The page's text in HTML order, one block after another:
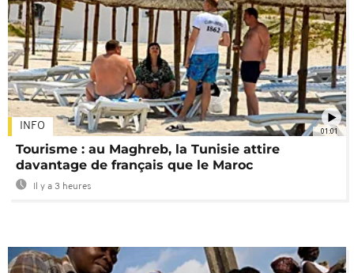
01:01
INFO
Tourisme : au Maghreb, la Tunisie attire
davantage de français que le Maroc
Il y a 3 heures